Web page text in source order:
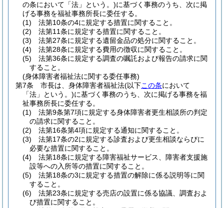
の条において「法」という。)に基づく事務のうち、次に掲
げる事務を福祉事務所長に委任する。
(1)
法第10条の4に規定する措置に関すること。
(2)
法第11条に規定する措置に関すること。
(3)
法第27条に規定する遺留金品の処分に関すること。
(4)
法第28条に規定する費用の徴収に関すること。
(5)
法第36条に規定する調査の嘱託および報告の請求に関
すること。
(身体障害者福祉法に関する委任事務)
第7条
市長は、身体障害者福祉法(以下この条において
「法」という。)に基づく事務のうち、次に掲げる事務を福
祉事務所長に委任する。
(1)
法第9条第7項に規定する身体障害者更生相談所の判定
の請求に関すること。
(2)
法第16条第4項に規定する通知に関すること。
(3)
法第17条の2に規定する診査および更生相談ならびに
必要な措置に関すること。
(4)
法第18条に規定する障害福祉サービス、障害者支援施
設等への入所等の措置に関すること。
(5)
法第18条の3に規定する措置の解除に係る説明等に関
すること。
(6)
法第23条に規定する売店の設置に係る協議、調査およ
び措置に関すること。